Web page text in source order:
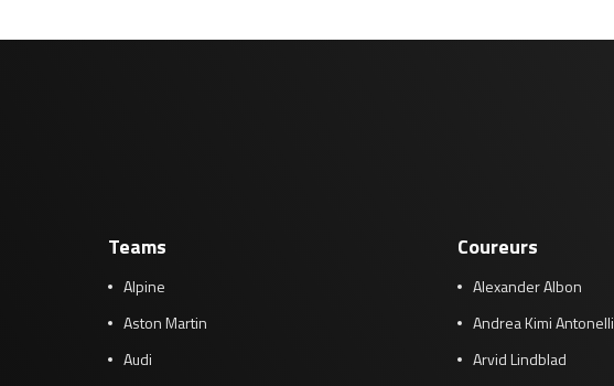
Teams
Alpine
Aston Martin
Audi
Coureurs
Alexander Albon
Andrea Kimi Antonelli
Arvid Lindblad